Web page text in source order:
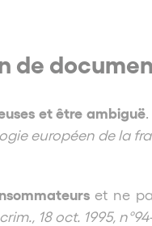
de
et être ambiguë
européen de la
et ne
18 oct. 1995,